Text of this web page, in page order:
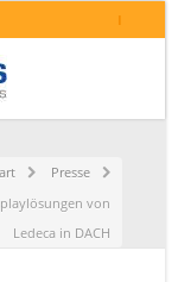
I
Presse
von
Ledeca in DACH